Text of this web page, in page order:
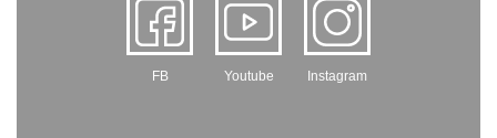
FB Youtube Instagram